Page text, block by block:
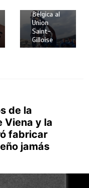
Bélgica al
Union
Saint-
Gilloise
de la
Viena y la
fabricar
jamás